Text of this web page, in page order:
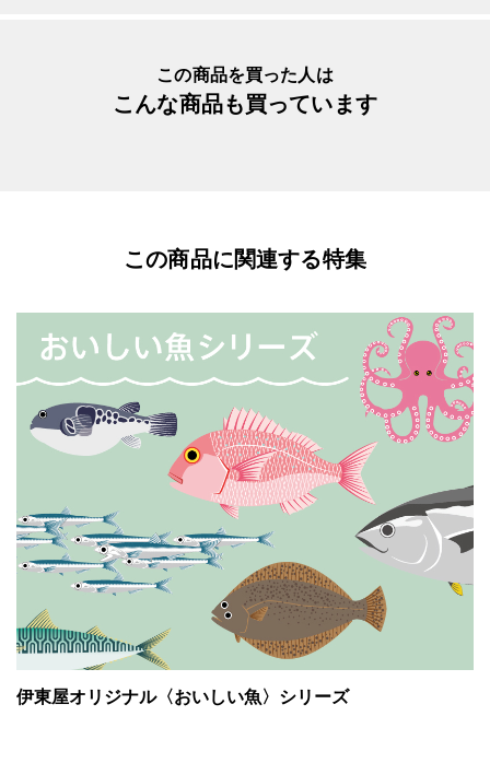
この商品を買った人は
こんな商品も買っています
この商品に関連する特集
伊東屋オリジナル〈おいしい魚〉シリーズ